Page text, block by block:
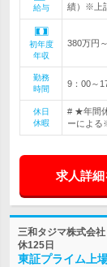
給与
績）※上
初年度
年収
380万円
勤務
時間
9：00～
休日
休暇
# ★年間
ーによる
求人詳細
三和タジマ株式会
休125日
東証プライム上